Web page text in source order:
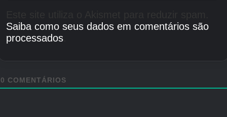
Saiba como seus dados em comentários são
processados.
0 COMENTÁRIOS